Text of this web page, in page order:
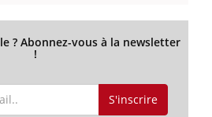
? Abonnez-vous à la newsletter
!
S'inscrire